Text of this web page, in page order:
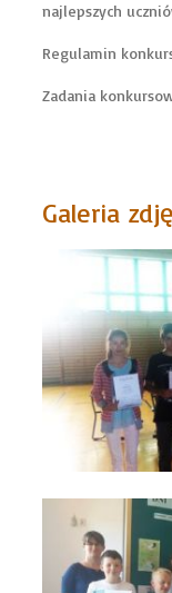
najlepszych
Regulamin
Zadania
Galeria